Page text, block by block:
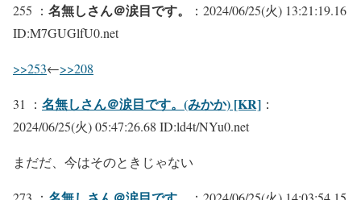
255 ： 名無しさん＠涙目です。
：2024/06/25(火) 13:21:19.16
ID:M7GUGlfU0.net
>>253←>>208
31 ： 名無しさん＠涙目です。(みかか) [KR] ：
2024/06/25(火) 05:47:26.68 ID:ld4t/NYu0.net
まだだ、今はそのときじゃない